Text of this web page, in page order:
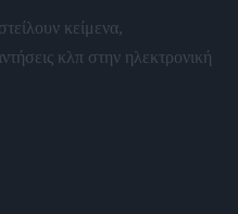
κείμενα,
κλπ στην ηλεκτρονική